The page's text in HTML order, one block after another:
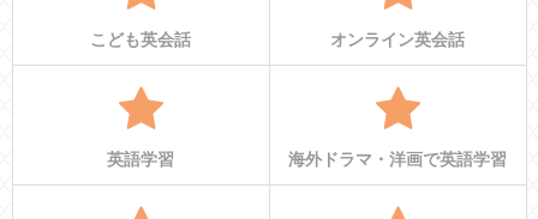
こども英会話 オンライン英会話
英語学習 海外ドラマ・洋画で英語学習